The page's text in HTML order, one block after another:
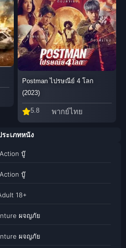
Postman ไปรษณีย์ 4 โลก
(2023)
5.8 พากย์ไทย
ระเภทหนัง
Action บู๊
Action บู๊
18+
ผจญภัย
ผจญภัย